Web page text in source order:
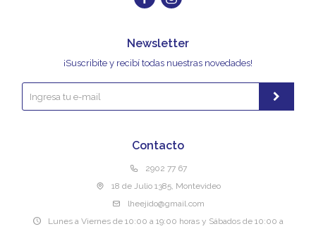
Contacto
2902 77 67
18 de Julio 1385, Montevideo
lheejido@gmail.com
Lunes a Viernes de 10:00 a 19:00 horas y Sábados de 10:00 a
Newsletter
¡Suscribite y recibí todas nuestras novedades!